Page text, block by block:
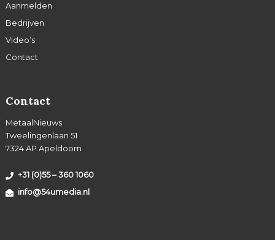
Aanmelden
Bedrijven
Video’s
Contact
Contact
MetaalNieuws
Tweelingenlaan 51
7324 AP Apeldoorn
+31 (0)55 – 360 1060
info@54umedia.nl